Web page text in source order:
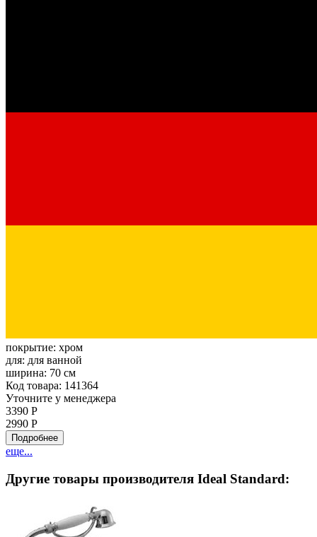
покрытие: хром
для: для ванной
ширина: 70 см
Код товара: 141364
Уточните у менеджера
3390 Р
2990 Р
Подробнее
еще...
Другие товары производителя Ideal Standard: